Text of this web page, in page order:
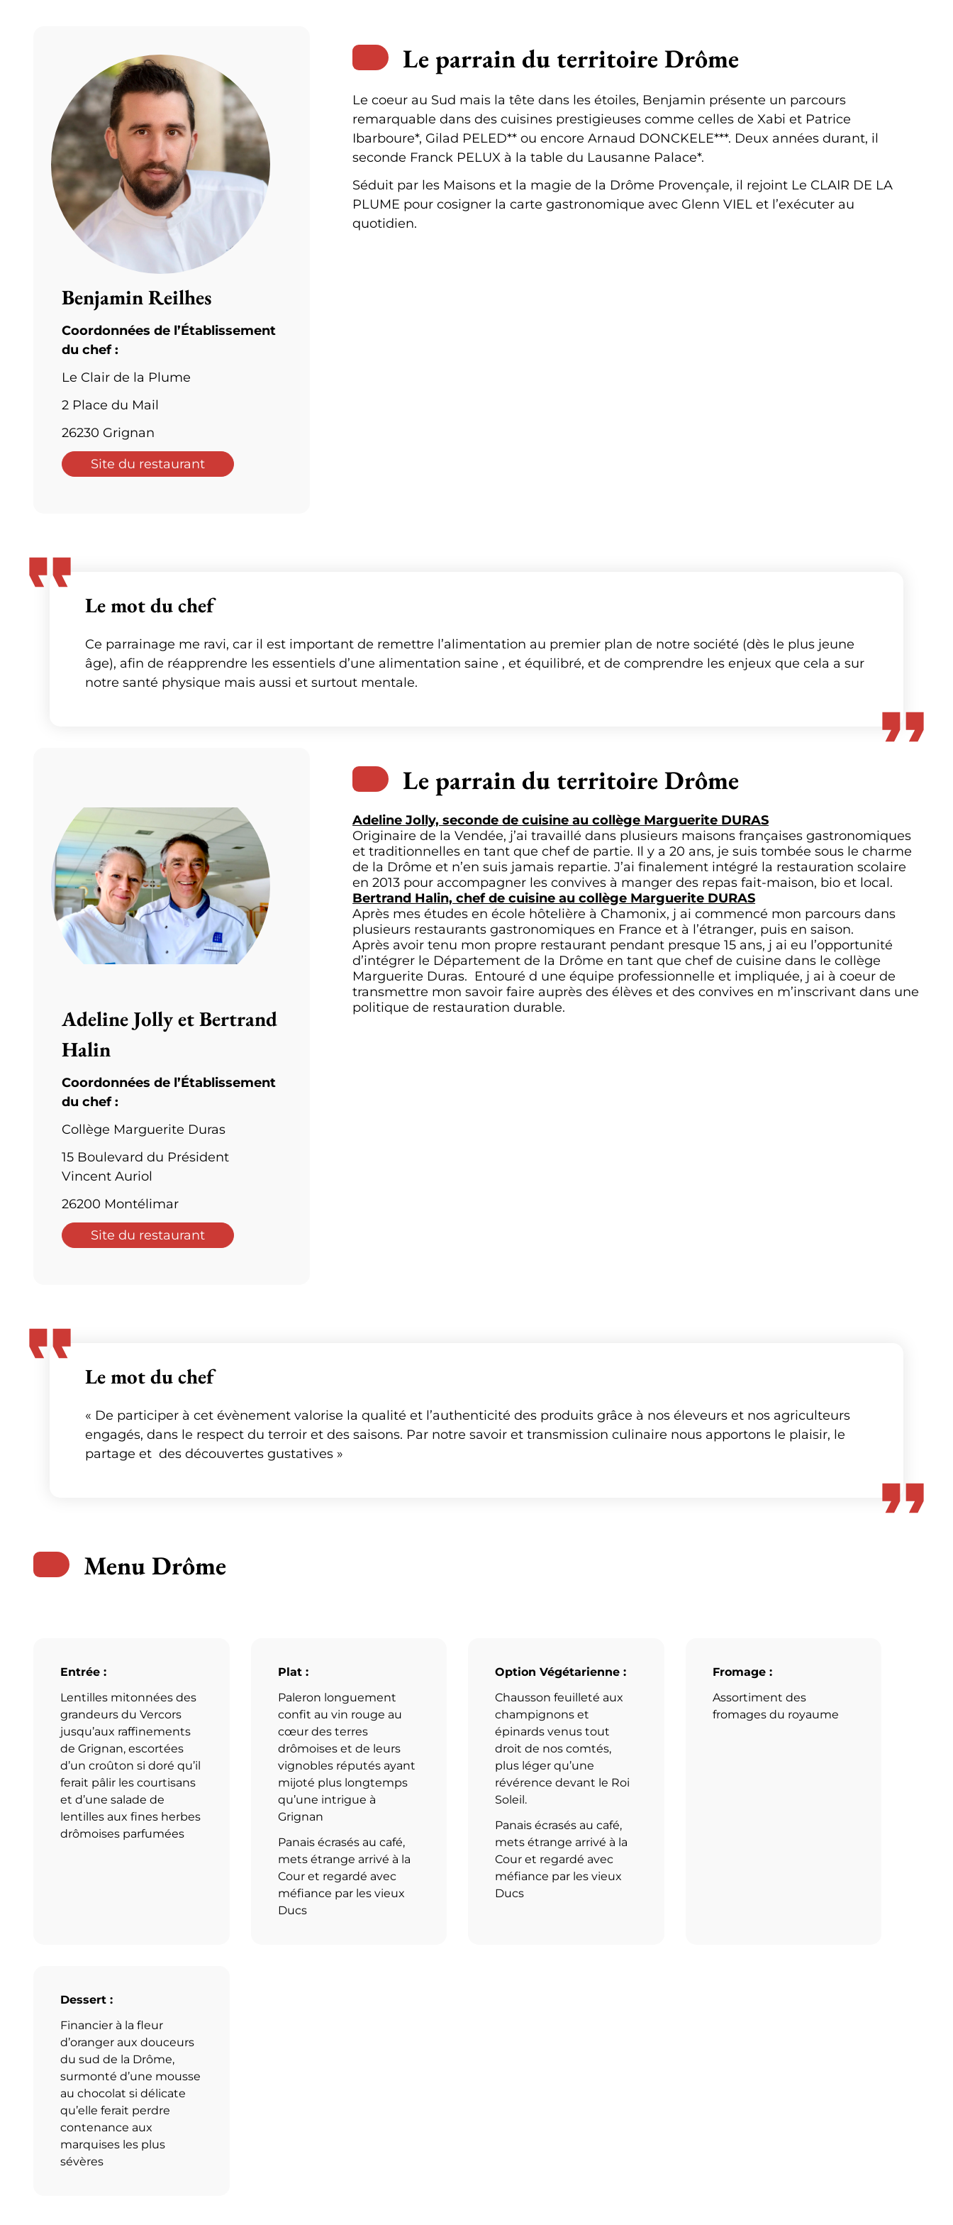
Benjamin Reilhes
Coordonnées de l’Établissement
du chef :
Le Clair de la Plume
2 Place du Mail
26230 Grignan
Site du restaurant
Le parrain du territoire Drôme
Le coeur au Sud mais la tête dans les étoiles, Benjamin présente un parcours
remarquable dans des cuisines prestigieuses comme celles de Xabi et Patrice
Ibarboure*, Gilad PELED** ou encore Arnaud DONCKELE***. Deux années durant, il
seconde Franck PELUX à la table du Lausanne Palace*.
Séduit par les Maisons et la magie de la Drôme Provençale, il rejoint Le CLAIR DE LA
PLUME pour cosigner la carte gastronomique avec Glenn VIEL et l’exécuter au
quotidien.
Le mot du chef
Ce parrainage me ravi, car il est important de remettre l’alimentation au premier plan de notre société (dès le plus jeune
âge), afin de réapprendre les essentiels d’une alimentation saine , et équilibré, et de comprendre les enjeux que cela a sur
notre santé physique mais aussi et surtout mentale.
Adeline Jolly et Bertrand
Halin
Coordonnées de l’Établissement
du chef :
Collège Marguerite Duras
15 Boulevard du Président
Vincent Auriol
26200 Montélimar
Site du restaurant
Le parrain du territoire Drôme
Adeline Jolly, seconde de cuisine au collège Marguerite DURAS
Originaire de la Vendée, j’ai travaillé dans plusieurs maisons françaises gastronomiques
et traditionnelles en tant que chef de partie. Il y a 20 ans, je suis tombée sous le charme
de la Drôme et n’en suis jamais repartie. J’ai finalement intégré la restauration scolaire
en 2013 pour accompagner les convives à manger des repas fait-maison, bio et local.
Bertrand Halin, chef de cuisine au collège Marguerite DURAS
Après mes études en école hôtelière à Chamonix, j ai commencé mon parcours dans
plusieurs restaurants gastronomiques en France et à l’étranger, puis en saison.
Après avoir tenu mon propre restaurant pendant presque 15 ans, j ai eu l’opportunité
d’intégrer le Département de la Drôme en tant que chef de cuisine dans le collège
Marguerite Duras. Entouré d une équipe professionnelle et impliquée, j ai à coeur de
transmettre mon savoir faire auprès des élèves et des convives en m’inscrivant dans une
politique de restauration durable.
Le mot du chef
« De participer à cet évènement valorise la qualité et l’authenticité des produits grâce à nos éleveurs et nos agriculteurs
engagés, dans le respect du terroir et des saisons. Par notre savoir et transmission culinaire nous apportons le plaisir, le
partage et des découvertes gustatives »
Menu Drôme
Entrée :
Lentilles mitonnées des
grandeurs du Vercors
jusqu’aux raffinements
de Grignan, escortées
d’un croûton si doré qu’il
ferait pâlir les courtisans
et d’une salade de
lentilles aux fines herbes
drômoises parfumées
Plat :
Paleron longuement
confit au vin rouge au
cœur des terres
drômoises et de leurs
vignobles réputés ayant
mijoté plus longtemps
qu’une intrigue à
Grignan
Panais écrasés au café,
mets étrange arrivé à la
Cour et regardé avec
méfiance par les vieux
Ducs
Option Végétarienne :
Chausson feuilleté aux
champignons et
épinards venus tout
droit de nos comtés,
plus léger qu’une
révérence devant le Roi
Soleil.
Panais écrasés au café,
mets étrange arrivé à la
Cour et regardé avec
méfiance par les vieux
Ducs
Fromage :
Assortiment des
fromages du royaume
Dessert :
Financier à la fleur
d’oranger aux douceurs
du sud de la Drôme,
surmonté d’une mousse
au chocolat si délicate
qu’elle ferait perdre
contenance aux
marquises les plus
sévères